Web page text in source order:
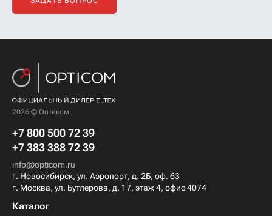
2026 © Оптиком
+7 800 500 72 39
+7 383 388 72 39
info@opticom.ru
г. Новосибирск, ул. Аэропорт, д. 2Б, оф. 63
г. Москва, ул. Бутлерова, д. 17, этаж 4, офис 4074
Каталог